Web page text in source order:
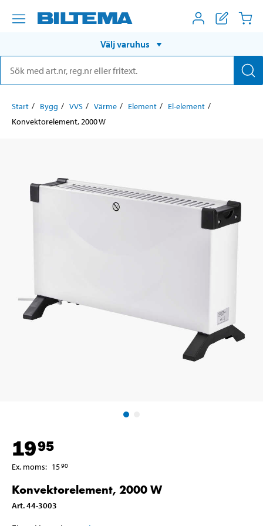
Välj varuhus
Start Bygg VVS Värme Element
El-element
Konvektorelement, 2000 W
1995
Ex. moms: 1590
Konvektorelement, 2000 W
Art.44-3003